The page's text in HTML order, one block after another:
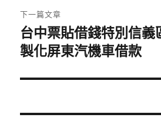
章:
下一篇文章
下
一
文
台中票貼借錢特別信義
製化屏東汽機車借款